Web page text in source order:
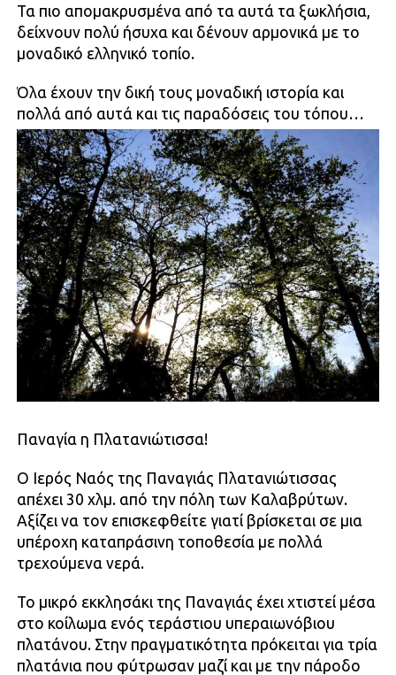
Τα πιο απομακρυσμένα από τα αυτά τα ξωκλήσια,
δείχνουν πολύ ήσυχα και δένουν αρμονικά με το
μοναδικό ελληνικό τοπίο.
Όλα έχουν την δική τους μοναδική ιστορία και
πολλά από αυτά και τις παραδόσεις του τόπου…
Παναγία η Πλατανιώτισσα!
Ο Ιερός Ναός της Παναγιάς Πλατανιώτισσας
απέχει 30 χλμ. από την πόλη των Καλαβρύτων.
Αξίζει να τον επισκεφθείτε γιατί βρίσκεται σε μια
υπέροχη καταπράσινη τοποθεσία με πολλά
τρεχούμενα νερά.
Το μικρό εκκλησάκι της Παναγιάς έχει χτιστεί μέσα
στο κοίλωμα ενός τεράστιου υπεραιωνόβιου
πλατάνου. Στην πραγματικότητα πρόκειται για τρία
πλατάνια που φύτρωσαν μαζί και με την πάροδο